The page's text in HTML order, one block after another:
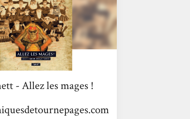
lecture. En parallèle, on
- Allez les mages !